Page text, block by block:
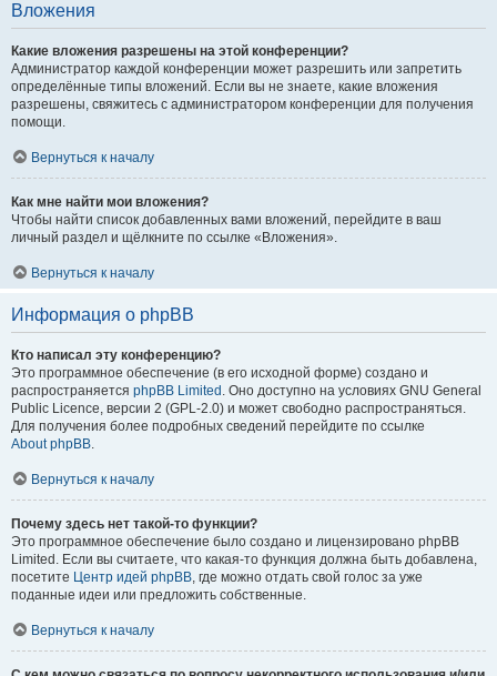
Вложения
Какие вложения разрешены на этой конференции?
Администратор каждой конференции может разрешить или запретить
определённые типы вложений. Если вы не знаете, какие вложения
разрешены, свяжитесь с администратором конференции для получения
помощи.
Вернуться к началу
Как мне найти мои вложения?
Чтобы найти список добавленных вами вложений, перейдите в ваш
личный раздел и щёлкните по ссылке «Вложения».
Вернуться к началу
Информация о phpBB
Кто написал эту конференцию?
Это программное обеспечение (в его исходной форме) создано и
распространяется phpBB Limited . Оно доступно на условиях GNU General
Public Licence, версии 2 (GPL-2.0) и может свободно распространяться.
Для получения более подробных сведений перейдите по ссылке
About phpBB.
Вернуться к началу
Почему здесь нет такой-то функции?
Это программное обеспечение было создано и лицензировано phpBB
Limited. Если вы считаете, что какая-то функция должна быть добавлена,
посетите Центр идей phpBB, где можно отдать свой голос за уже
поданные идеи или предложить собственные.
Вернуться к началу